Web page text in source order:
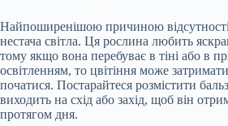
Найпоширенішою причиною відсутності
нестача світла. Ця рослина любить
тому якщо вона перебуває в тіні або в
освітленням, то цвітіння може
початися. Постарайтеся розмістити
виходить на схід або захід, щоб він
протягом дня.